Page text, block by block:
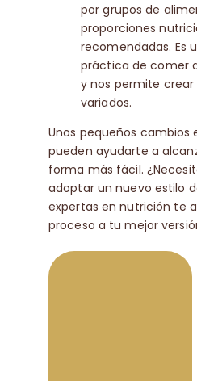
por grupos de
proporciones
recomendadas. Es
práctica de comer
y nos permite
variados.
Unos pequeños cambios
pueden ayudarte a
forma más fácil.
adoptar un nuevo estilo
expertas en nutrición te
proceso a tu mejor